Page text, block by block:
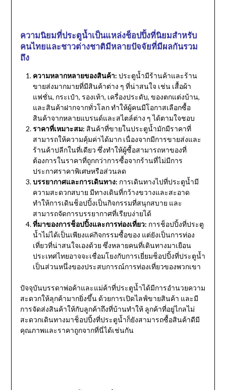
ความนิยมที่ประตูน้ำเป็นแหล่งช็อปปิ้งที่นิยมสำหรับ
คนไทยและชาวต่างชาติมีหลายปัจจัยที่มีผลกันรวม
ถึง
ความหลากหลายของสินค้า: ประตูน้ำมีร้านค้าและร้าน
ขายส่งมากมายที่มีสินค้าต่าง ๆ ที่น่าสนใจ เช่น เสื้อผ้า
แฟชั่น, กระเป๋า, รองเท้า, เครื่องประดับ, ของตกแต่งบ้าน,
และสินค้าฝากจากทั่วโลก ทำให้ผู้คนมีโอกาสเลือกซื้อ
สินค้าจากหลายแบรนด์และสไตล์ต่าง ๆ ได้ตามใจชอบ
ราคาที่เหมาะสม: สินค้าที่ขายในประตูน้ำมักมีราคาที่
สามารถให้ความคุ้มค่าได้มาก เนื่องจากมีการขายส่งและ
ร้านค้าปลีกในที่เดียว ซึ่งทำให้ผู้ซื้อสามารถหาของที่
ต้องการในราคาที่ถูกกว่าการซื้อจากร้านที่ไม่มีการ
ประกาศราคาพิเศษหรือส่วนลด
บรรยากาศและการเดินทาง: การเดินทางไปที่ประตูน้ำมี
ความสะดวกสบาย มีทางเดินที่กว้างขวางและสะอาด
ทำให้การเดินช็อปปิ้งเป็นกิจกรรมที่สนุกสบาย และ
สามารถจัดการบรรยากาศที่เรียบง่ายได้
ที่มาของการช็อปปิ้งและการท่องเที่ยว: การช็อปปิ้งที่ประตู
น้ำไม่ได้เป็นเพียงแค่กิจกรรมซื้อของ แต่ยังเป็นการท่อง
เที่ยวที่น่าสนใจเองด้วย ซึ่งหลายคนที่เดินทางมาเยือน
ประเทศไทยอาจจะเชื่อมโยงกับการเยี่ยมช็อปปิ้งที่ประตูน้ำ
เป็นส่วนหนึ่งของประสบการณ์การท่องเที่ยวของพวกเขา
ปัจจุบันบรรดาพ่อค้าและแม่ค้าที่ประตูน้ำได้มีการอำนวยความ
สะดวกให้ลุกค้ามากยิ่งขึ้น ด้วยการเปิดไลฟ์ขายสินค้า และมี
การจัดส่งสินค้าให้กับลูกค้าถึงที่บ้านทำให้ ลูกค้าที่อยู่ไกลไม่
สะดวกเดินทางมาช็อปปิ้งที่ประตูน้ำก็ยังสามารถซื้อสินค้าดีมี
คุณภาพและราคาถูกจากที่นี่ได้เช่นกัน